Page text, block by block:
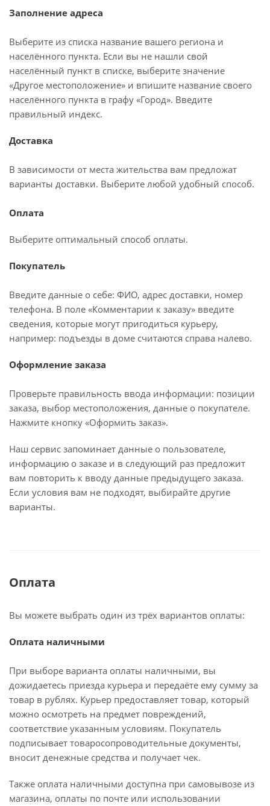
Заполнение адреса
Выберите из списка название вашего региона и
населённого пункта. Если вы не нашли свой
населённый пункт в списке, выберите значение
«Другое местоположение» и впишите название своего
населённого пункта в графу «Город». Введите
правильный индекс.
Доставка
В зависимости от места жительства вам предложат
варианты доставки. Выберите любой удобный способ.
Оплата
Выберите оптимальный способ оплаты.
Покупатель
Введите данные о себе: ФИО, адрес доставки, номер
телефона. В поле «Комментарии к заказу» введите
сведения, которые могут пригодиться курьеру,
например: подъезды в доме считаются справа налево.
Оформление заказа
Проверьте правильность ввода информации: позиции
заказа, выбор местоположения, данные о покупателе.
Нажмите кнопку «Оформить заказ».
Наш сервис запоминает данные о пользователе,
информацию о заказе и в следующий раз предложит
вам повторить к вводу данные предыдущего заказа.
Если условия вам не подходят, выбирайте другие
варианты.
Оплата
Вы можете выбрать один из трёх вариантов оплаты:
Оплата наличными
При выборе варианта оплаты наличными, вы
дожидаетесь приезда курьера и передаёте ему сумму за
товар в рублях. Курьер предоставляет товар, который
можно осмотреть на предмет повреждений,
соответствие указанным условиям. Покупатель
подписывает товаросопроводительные документы,
вносит денежные средства и получает чек.
Также оплата наличными доступна при самовывозе из
магазина, оплаты по почте или использовании